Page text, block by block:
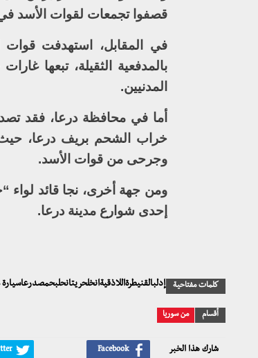
قصفوا تجمعات لقوات الأسد في
في المقابل، استهدفت قوات
بالمدفعية الثقيلة، تبعها
المدنيين.
أما في محافظة درعا، فقد
خراب الشحم بريف درعا،
وجرحى من قوات الأسد.
ومن جهة أخرى، نجا قائد لواء
إحدى شوارع مدينة درعا.
كلمات مفتاحية
أقسام من سوريا
شارك هذا الخبر